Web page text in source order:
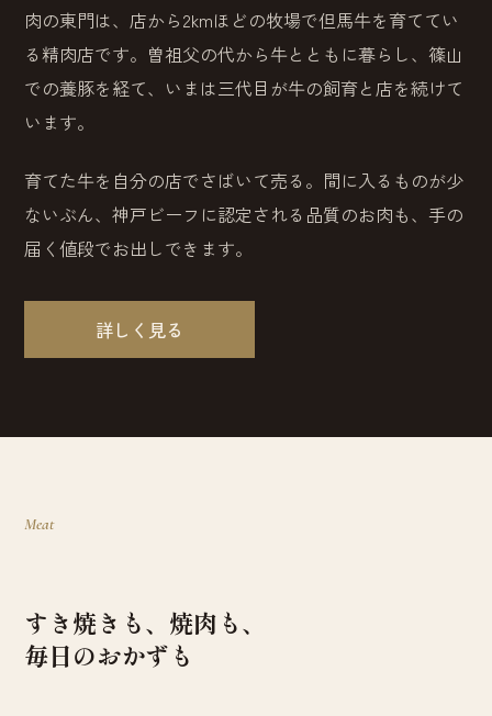
肉の東門は、店から2kmほどの牧場で但馬牛を育ててい
る精肉店です。曽祖父の代から牛とともに暮らし、篠山
での養豚を経て、いまは三代目が牛の飼育と店を続けて
います。
育てた牛を自分の店でさばいて売る。間に入るものが少
ないぶん、神戸ビーフに認定される品質のお肉も、手の
届く値段でお出しできます。
詳しく見る
Meat
すき焼きも、焼肉も、
毎日のおかずも